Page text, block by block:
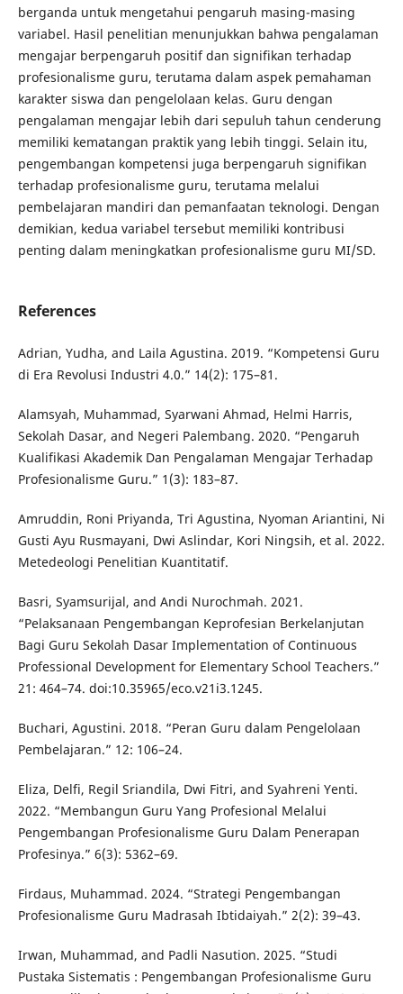
berganda untuk mengetahui pengaruh masing-masing
variabel. Hasil penelitian menunjukkan bahwa pengalaman
mengajar berpengaruh positif dan signifikan terhadap
profesionalisme guru, terutama dalam aspek pemahaman
karakter siswa dan pengelolaan kelas. Guru dengan
pengalaman mengajar lebih dari sepuluh tahun cenderung
memiliki kematangan praktik yang lebih tinggi. Selain itu,
pengembangan kompetensi juga berpengaruh signifikan
terhadap profesionalisme guru, terutama melalui
pembelajaran mandiri dan pemanfaatan teknologi. Dengan
demikian, kedua variabel tersebut memiliki kontribusi
penting dalam meningkatkan profesionalisme guru MI/SD.
References
Adrian, Yudha, and Laila Agustina. 2019. “Kompetensi Guru
di Era Revolusi Industri 4.0.” 14(2): 175–81.
Alamsyah, Muhammad, Syarwani Ahmad, Helmi Harris,
Sekolah Dasar, and Negeri Palembang. 2020. “Pengaruh
Kualifikasi Akademik Dan Pengalaman Mengajar Terhadap
Profesionalisme Guru.” 1(3): 183–87.
Amruddin, Roni Priyanda, Tri Agustina, Nyoman Ariantini, Ni
Gusti Ayu Rusmayani, Dwi Aslindar, Kori Ningsih, et al. 2022.
Metedeologi Penelitian Kuantitatif.
Basri, Syamsurijal, and Andi Nurochmah. 2021.
“Pelaksanaan Pengembangan Keprofesian Berkelanjutan
Bagi Guru Sekolah Dasar Implementation of Continuous
Professional Development for Elementary School Teachers.”
21: 464–74. doi:10.35965/eco.v21i3.1245.
Buchari, Agustini. 2018. “Peran Guru dalam Pengelolaan
Pembelajaran.” 12: 106–24.
Eliza, Delfi, Regil Sriandila, Dwi Fitri, and Syahreni Yenti.
2022. “Membangun Guru Yang Profesional Melalui
Pengembangan Profesionalisme Guru Dalam Penerapan
Profesinya.” 6(3): 5362–69.
Firdaus, Muhammad. 2024. “Strategi Pengembangan
Profesionalisme Guru Madrasah Ibtidaiyah.” 2(2): 39–43.
Irwan, Muhammad, and Padli Nasution. 2025. “Studi
Pustaka Sistematis : Pengembangan Profesionalisme Guru